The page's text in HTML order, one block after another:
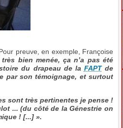
preuve, en exemple, Françoise
bien menée, ça n’a pas été
du drapeau de la FAPTde
par son témoignage, et surtout
sont très pertinentes je pense !
... (du côté de la Génestrie on
! [...] ».